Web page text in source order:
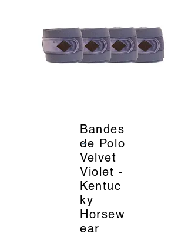
Bandes
de Polo
Velvet
Violet -
Kentuc
ky
Horsew
ear
_